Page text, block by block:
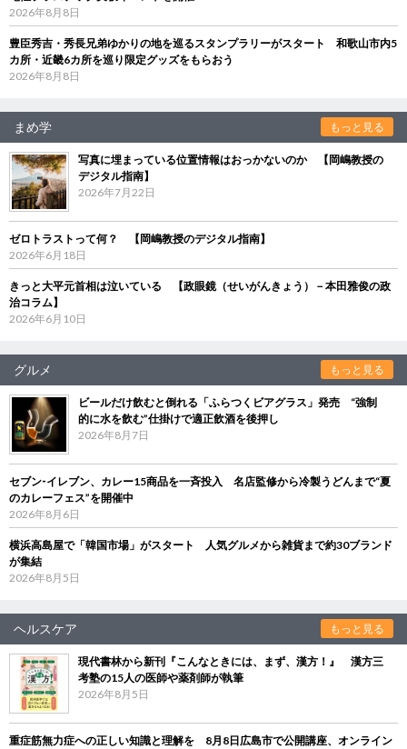
2026年8月8日
豊臣秀吉・秀長兄弟ゆかりの地を巡るスタンプラリーがスタート 和歌山市内5
カ所・近畿6カ所を巡り限定グッズをもらおう
2026年8月8日
まめ学 もっと見る
写真に埋まっている位置情報はおっかないのか 【岡嶋教授の
デジタル指南】
2026年7月22日
ゼロトラストって何？ 【岡嶋教授のデジタル指南】
2026年6月18日
きっと大平元首相は泣いている 【政眼鏡（せいがんきょう）－本田雅俊の政
治コラム】
2026年6月10日
グルメ もっと見る
ビールだけ飲むと倒れる「ふらつくビアグラス」発売 “強制
的に水を飲む”仕掛けで適正飲酒を後押し
2026年8月7日
セブン‐イレブン、カレー15商品を一斉投入 名店監修から冷製うどんまで“夏
のカレーフェス”を開催中
2026年8月6日
横浜高島屋で「韓国市場」がスタート 人気グルメから雑貨まで約30ブランド
が集結
2026年8月5日
ヘルスケア もっと見る
現代書林から新刊『こんなときには、まず、漢方！』 漢方三
考塾の15人の医師や薬剤師が執筆
2026年8月5日
重症筋無力症への正しい知識と理解を 8月8日広島市で公開講座、オンライン